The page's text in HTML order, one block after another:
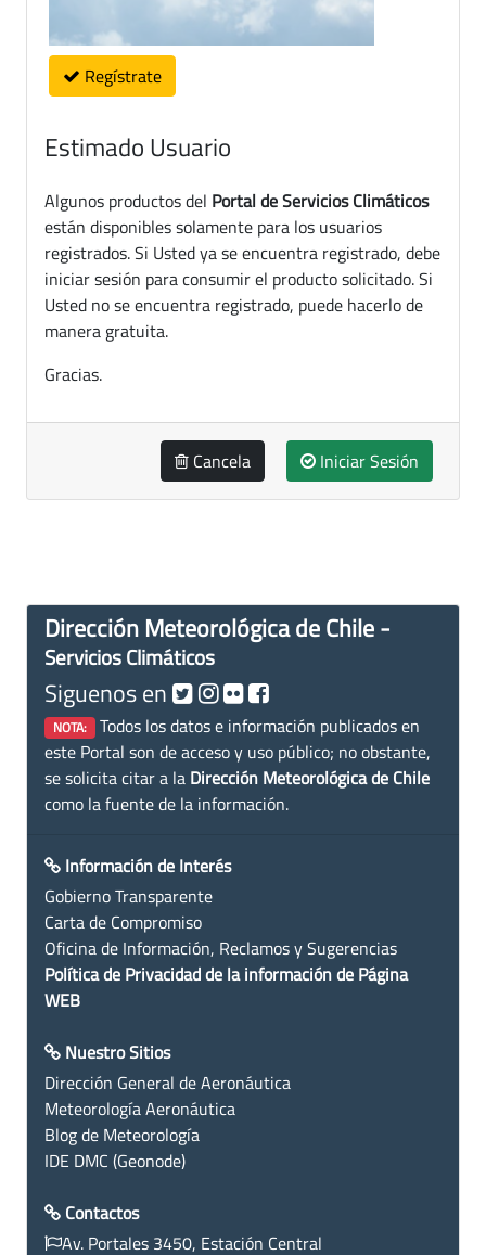
Regístrate
Estimado Usuario
Algunos productos del Portal de Servicios Climáticos
están disponibles solamente para los usuarios
registrados. Si Usted ya se encuentra registrado, debe
iniciar sesión para consumir el producto solicitado. Si
Usted no se encuentra registrado, puede hacerlo de
manera gratuita.
Gracias.
Cancela Iniciar Sesión
Dirección Meteorológica de Chile -
Servicios Climáticos
Siguenos en
NOTA: Todos los datos e información publicados en
este Portal son de acceso y uso público; no obstante,
se solicita citar a la Dirección Meteorológica de Chile
como la fuente de la información.
Información de Interés
Gobierno Transparente
Carta de Compromiso
Oficina de Información, Reclamos y Sugerencias
Política de Privacidad de la información de Página
WEB
Nuestro Sitios
Dirección General de Aeronáutica
Meteorología Aeronáutica
Blog de Meteorología
IDE DMC (Geonode)
Contactos
Av. Portales 3450, Estación Central